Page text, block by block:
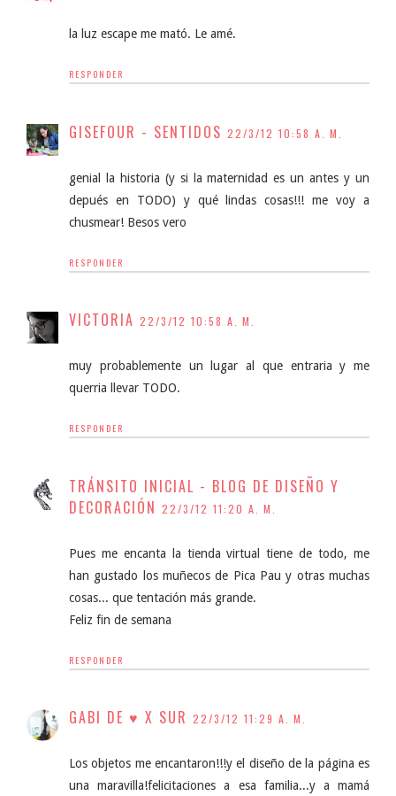
la luz escape me mató. Le amé.
RESPONDER
GISEFOUR - SENTIDOS 22/3/12 10:58 A. M.
genial la historia (y si la maternidad es un antes y un
depués en TODO) y qué lindas cosas!!! me voy a
chusmear! Besos vero
RESPONDER
VICTORIA 22/3/12 10:58 A. M.
muy probablemente un lugar al que entraria y me
querria llevar TODO.
RESPONDER
TRÁNSITO INICIAL - BLOG DE DISEÑO Y
DECORACIÓN 22/3/12 11:20 A. M.
Pues me encanta la tienda virtual tiene de todo, me
han gustado los muñecos de Pica Pau y otras muchas
cosas... que tentación más grande.
Feliz fin de semana
RESPONDER
GABI DE ♥ X SUR 22/3/12 11:29 A. M.
Los objetos me encantaron!!!y el diseño de la página es
una maravilla!felicitaciones a esa familia...y a mamá